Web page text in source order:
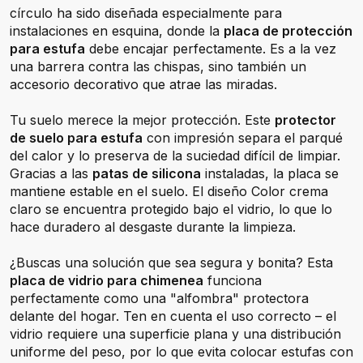
círculo ha sido diseñada especialmente para
instalaciones en esquina, donde la placa de protección
para estufa debe encajar perfectamente. Es a la vez
una barrera contra las chispas, sino también un
accesorio decorativo que atrae las miradas.
Tu suelo merece la mejor protección. Este protector
de suelo para estufa con impresión separa el parqué
del calor y lo preserva de la suciedad difícil de limpiar.
Gracias a las patas de silicona instaladas, la placa se
mantiene estable en el suelo. El diseño Color crema
claro se encuentra protegido bajo el vidrio, lo que lo
hace duradero al desgaste durante la limpieza.
¿Buscas una solución que sea segura y bonita? Esta
placa de vidrio para chimenea funciona
perfectamente como una "alfombra" protectora
delante del hogar. Ten en cuenta el uso correcto – el
vidrio requiere una superficie plana y una distribución
uniforme del peso, por lo que evita colocar estufas con